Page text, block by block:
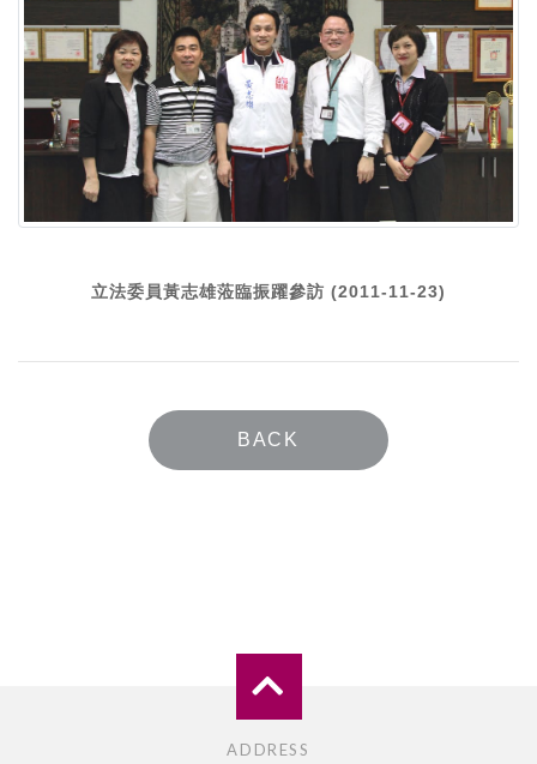
立法委員黃志雄蒞臨振躍參訪 (2011-11-23)
BACK
ADDRESS